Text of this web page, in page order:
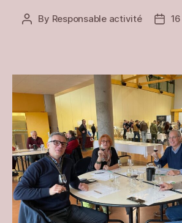
Post
By Responsable activité
Post